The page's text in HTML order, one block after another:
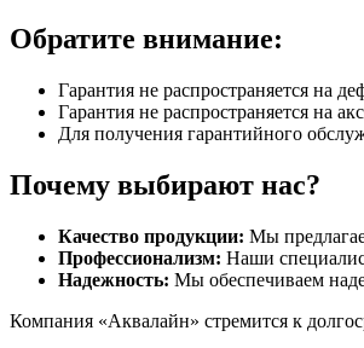
Обратите внимание:
Гарантия не распространяется на
Гарантия не распространяется на
Для получения гарантийного
Почему выбирают нас?
Качество продукции: Мы
Профессионализм: Наши
Надежность: Мы обеспечиваем
Компания «Аквалайн» стремится к